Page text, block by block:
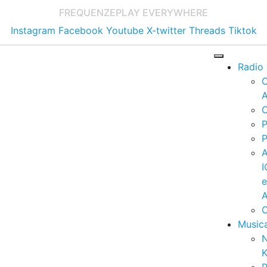
FREQUENZEPLAY EVERYWHERE
Instagram Facebook Youtube X-twitter Threads Tiktok
Radio
e